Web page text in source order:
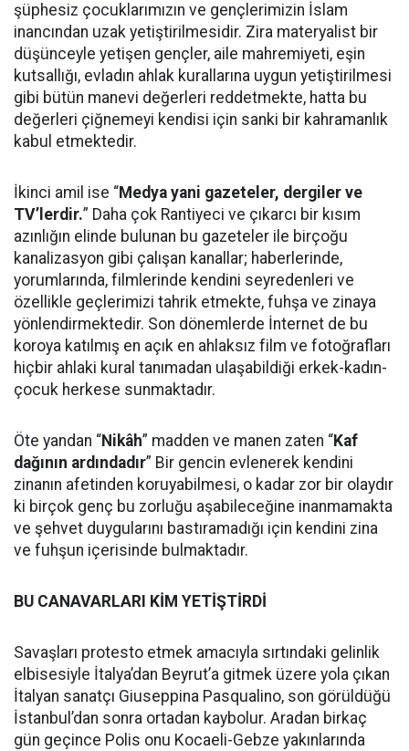
şüphesiz çocuklarımızın ve gençlerimizin İslam
inancından uzak yetiştirilmesidir. Zira materyalist bir
düşünceyle yetişen gençler, aile mahremiyeti, eşin
kutsallığı, evladın ahlak kurallarına uygun yetiştirilmesi
gibi bütün manevi değerleri reddetmekte, hatta bu
değerleri çiğnemeyi kendisi için sanki bir kahramanlık
kabul etmektedir.
İkinci amil ise “Medya yani gazeteler, dergiler ve
TV’lerdir.” Daha çok Rantiyeci ve çıkarcı bir kısım
azınlığın elinde bulunan bu gazeteler ile birçoğu
kanalizasyon gibi çalışan kanallar; haberlerinde,
yorumlarında, filmlerinde kendini seyredenleri ve
özellikle geçlerimizi tahrik etmekte, fuhşa ve zinaya
yönlendirmektedir. Son dönemlerde İnternet de bu
koroya katılmış en açık en ahlaksız film ve fotoğrafları
hiçbir ahlaki kural tanımadan ulaşabildiği erkek-kadın-
çocuk herkese sunmaktadır.
Öte yandan “Nikâh” madden ve manen zaten “Kaf
dağının ardındadır” Bir gencin evlenerek kendini
zinanın afetinden koruyabilmesi, o kadar zor bir olaydır
ki birçok genç bu zorluğu aşabileceğine inanmamakta
ve şehvet duygularını bastıramadığı için kendini zina
ve fuhşun içerisinde bulmaktadır.
BU CANAVARLARI KİM YETİŞTİRDİ
Savaşları protesto etmek amacıyla sırtındaki gelinlik
elbisesiyle İtalya’dan Beyrut’a gitmek üzere yola çıkan
İtalyan sanatçı Giuseppina Pasqualino, son görüldüğü
İstanbul’dan sonra ortadan kaybolur. Aradan birkaç
gün geçince Polis onu Kocaeli-Gebze yakınlarında